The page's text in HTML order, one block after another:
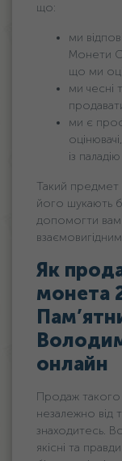
що:
ми
Монети
що ми
ми чесні
ми є
із
Такий
його шукають
допомогти вам
Як
монета
онлайн
Продаж
незалежно від
знаходитесь.
якісні та